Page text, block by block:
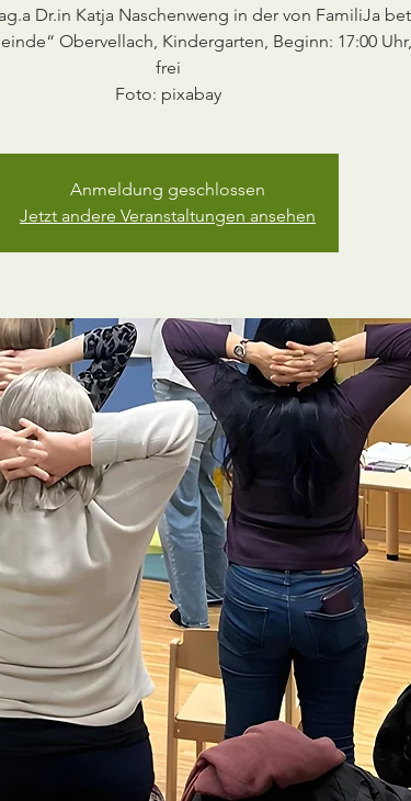
Dr.in Katja Naschenweng in der von FamiliJa
Obervellach, Kindergarten, Beginn: 17:00
frei
Foto: pixabay
Anmeldung geschlossen
Jetzt andere Veranstaltungen ansehen